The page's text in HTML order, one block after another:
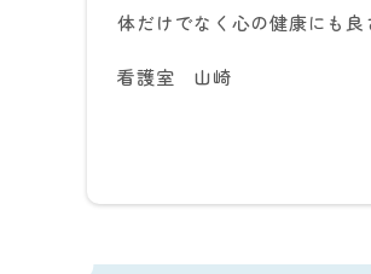
体だけでなく心の健康にも良
看護室 山崎